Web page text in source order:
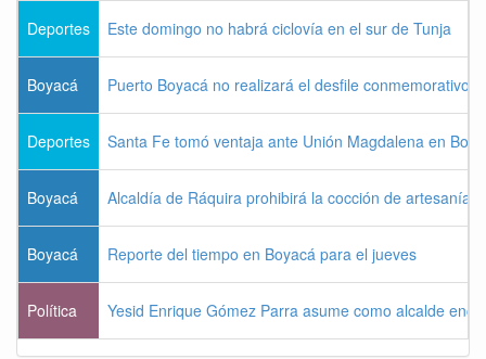
Deportes Este domingo no habrá ciclovía en el sur de Tunja
Boyacá Puerto Boyacá no realizará el desfile conmemorativo
Deportes Santa Fe tomó ventaja ante Unión Magdalena en
Boyacá Alcaldía de Ráquira prohibirá la cocción de
Boyacá Reporte del tiempo en Boyacá para el jueves
Política Yesid Enrique Gómez Parra asume como alcalde